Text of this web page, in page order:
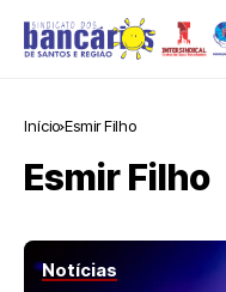
Início Esmir Filho
Esmir Filho
Notícias